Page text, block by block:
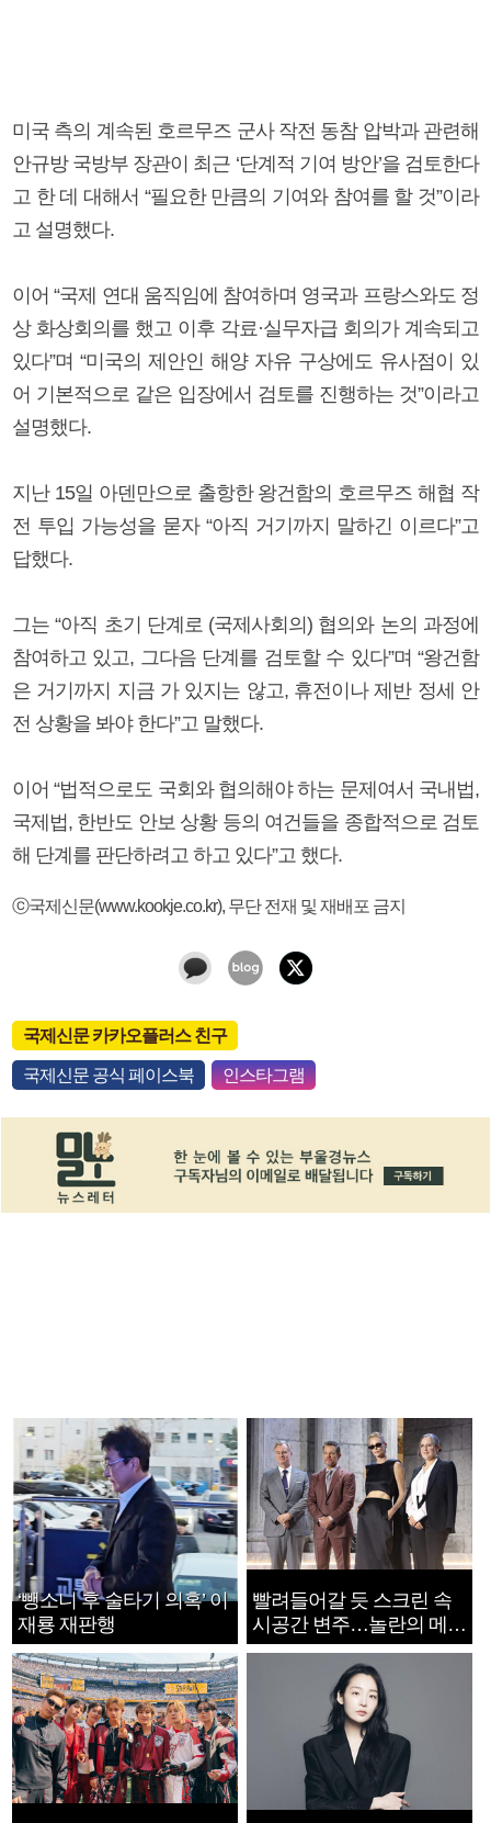
미국 측의 계속된 호르무즈 군사 작전 동참 압박과 관련해
안규방 국방부 장관이 최근 ‘단계적 기여 방안’을 검토한다
고 한 데 대해서 “필요한 만큼의 기여와 참여를 할 것”이라
고 설명했다.
이어 “국제 연대 움직임에 참여하며 영국과 프랑스와도 정
상 화상회의를 했고 이후 각료·실무자급 회의가 계속되고
있다”며 “미국의 제안인 해양 자유 구상에도 유사점이 있
어 기본적으로 같은 입장에서 검토를 진행하는 것”이라고
설명했다.
지난 15일 아덴만으로 출항한 왕건함의 호르무즈 해협 작
전 투입 가능성을 묻자 “아직 거기까지 말하긴 이르다”고
답했다.
그는 “아직 초기 단계로 (국제사회의) 협의와 논의 과정에
참여하고 있고, 그다음 단계를 검토할 수 있다”며 “왕건함
은 거기까지 지금 가 있지는 않고, 휴전이나 제반 정세 안
전 상황을 봐야 한다”고 말했다.
이어 “법적으로도 국회와 협의해야 하는 문제여서 국내법,
국제법, 한반도 안보 상황 등의 여건들을 종합적으로 검토
해 단계를 판단하려고 하고 있다”고 했다.
ⓒ국제신문(www.kookje.co.kr), 무단 전재 및 재배포 금지
국제신문 카카오플러스 친구
국제신문 공식 페이스북 인스타그램
‘뺑소니 후 술타기 의혹’ 이
재룡 재판행
빨려들어갈 듯 스크린 속
시공간 변주…놀란의 메시
지는 ‘전쟁 속죄’